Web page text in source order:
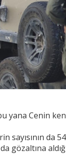
yana Cenin
da
gözaltına